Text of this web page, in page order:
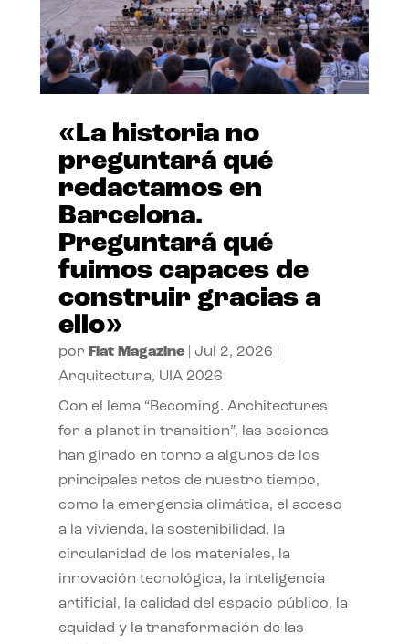
«La historia no
preguntará qué
redactamos en
Barcelona.
Preguntará qué
fuimos capaces de
construir gracias a
ello»
por Flat Magazine| Jul 2, 2026
Arquitectura, UIA 2026
Con el lema “Becoming. Architectures
for a planet in transition”, las sesiones
han girado en torno a algunos de los
principales retos de nuestro tiempo,
como la emergencia climática, el acceso
a la vivienda, la sostenibilidad, la
circularidad de los materiales, la
innovación tecnológica, la inteligencia
artificial, la calidad del espacio público, la
equidad y la transformación de las